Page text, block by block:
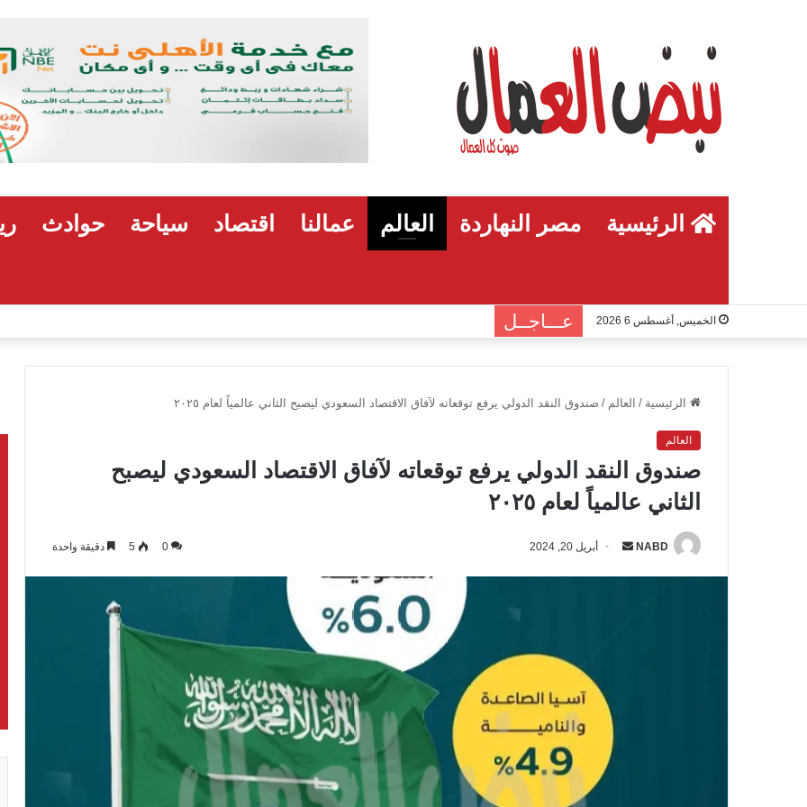
الرئيسية مصر النهاردة العالم عمالنا اقتصاد سياحة حوادث
الخميس, أغسطس 6 2026 عـــاجــل
الرئيسية / العالم / صندوق النقد الدولي يرفع توقعاته لآفاق الاقتصاد السعودي ليصبح الثاني عالمياً لعام ٢٠٢٥
العالم
صندوق النقد الدولي يرفع توقعاته لآفاق الاقتصاد السعودي ليصبح
الثاني عالمياً لعام ٢٠٢٥
NABD أبريل 20, 2024 0
5 دقيقة واحدة